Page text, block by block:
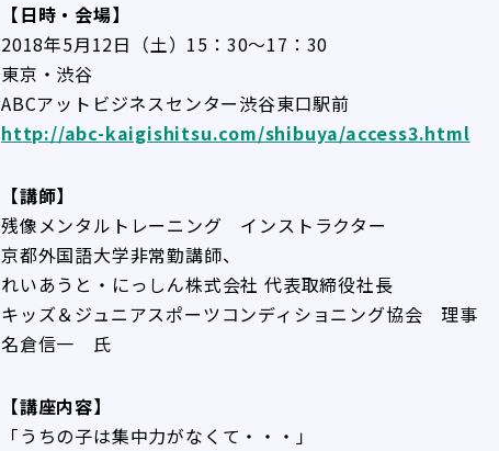
【日時・会場】
2018年5月12日（土）15：30～17：30
東京・渋谷
ABCアットビジネスセンター渋谷東口駅前
http://abc-kaigishitsu.com/shibuya/access3.html
【講師】
残像メンタルトレーニング インストラクター
京都外国語大学非常勤講師、
れいあうと・にっしん株式会社 代表取締役社長
キッズ＆ジュニアスポーツコンディショニング協会 理事
名倉信一 氏
【講座内容】
「うちの子は集中力がなくて・・・」